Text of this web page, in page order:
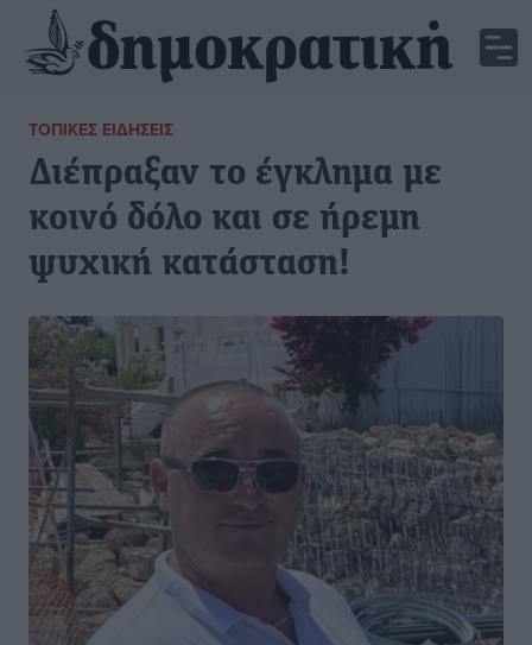
ΤΟΠΙΚΈΣ ΕΙΔΉΣΕΙΣ
Διέπραξαν το έγκλημα με
κοινό δόλο και σε ήρεμη
ψυχική κατάσταση!